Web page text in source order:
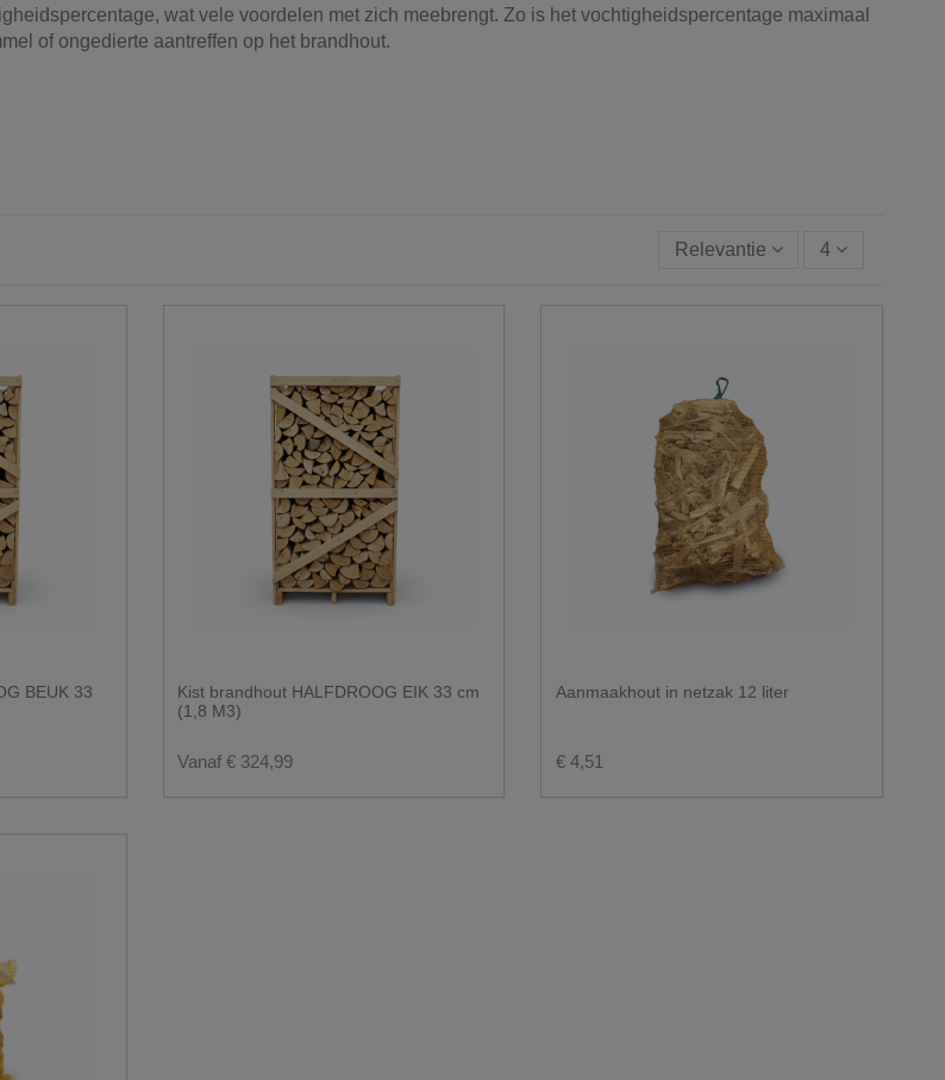
wat vele voordelen met zich meebrengt. Zo is het vochtigheidspercentage maximaal
of ongedierte aantreffen op het brandhout.
Relevantie 4
BEUK 33
Kist brandhout HALFDROOG EIK 33 cm
(1,8 M3)
Vanaf € 324,99
Aanmaakhout in netzak 12 liter
€ 4,51